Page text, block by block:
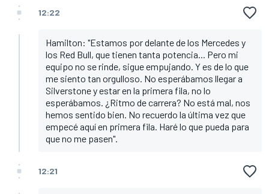
12:22
Hamilton: "Estamos por delante de los Mercedes y
los Red Bull, que tienen tanta potencia... Pero mi
equipo no se rinde, sigue empujando. Y es de lo que
me siento tan orgulloso. No esperábamos llegar a
Silverstone y estar en la primera fila, no lo
esperábamos. ¿Ritmo de carrera? No está mal, nos
hemos sentido bien. No recuerdo la última vez que
empecé aquí en primera fila. Haré lo que pueda para
que no me pasen".
12:21